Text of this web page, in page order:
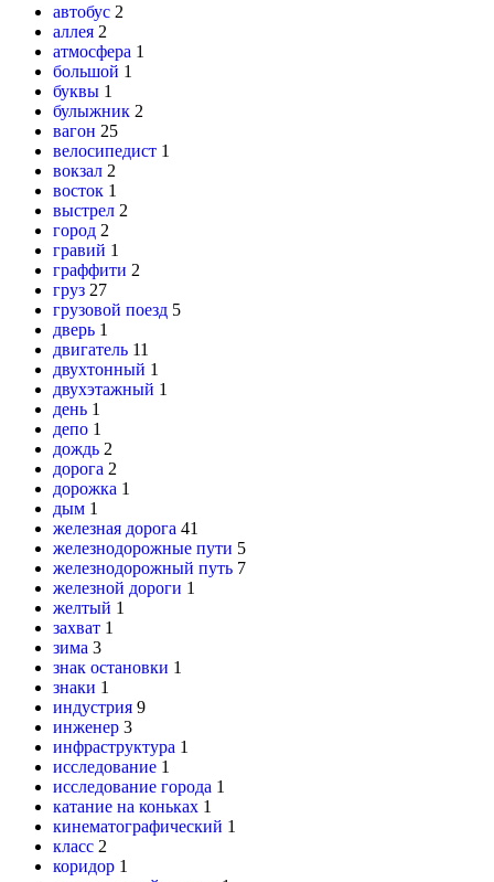
автобус 2
аллея 2
атмосфера 1
большой 1
буквы 1
булыжник 2
вагон 25
велосипедист 1
вокзал 2
восток 1
выстрел 2
город 2
гравий 1
граффити 2
груз 27
грузовой поезд 5
дверь 1
двигатель 11
двухтонный 1
двухэтажный 1
день 1
депо 1
дождь 2
дорога 2
дорожка 1
дым 1
железная дорога 41
железнодорожные пути 5
железнодорожный путь 7
железной дороги 1
желтый 1
захват 1
зима 3
знак остановки 1
знаки 1
индустрия 9
инженер 3
инфраструктура 1
исследование 1
исследование города 1
катание на коньках 1
кинематографический 1
класс 2
коридор 1